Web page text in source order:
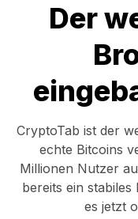
Der
CryptoTab ist der
echte Bitcoins
Millionen Nutzer
bereits ein stabiles
es jetzt